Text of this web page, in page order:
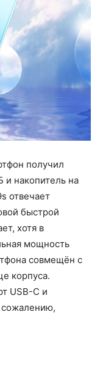
получил
и накопитель на
отвечает
быстрой
хотя в
мощность
совмещён с
корпуса.
USB-C и
сожалению,